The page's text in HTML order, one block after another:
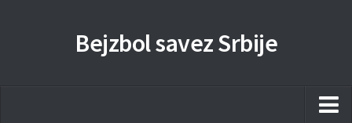
Bejzbol savez Srbije